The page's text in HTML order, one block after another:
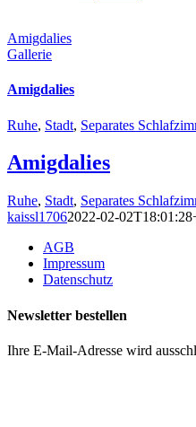
Amigdalies
Gallerie
Amigdalies
Ruhe, Stadt, Separates
Amigdalies
Ruhe, Stadt, Separates
kaissl17062022-02-
AGB
Impressum
Datenschutz
Newsletter bestellen
Ihre E-Mail-Adresse wird